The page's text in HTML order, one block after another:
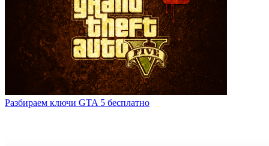
Разбираем ключи GTA 5 бесплатно